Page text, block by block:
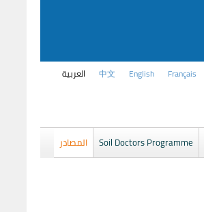
العربية 中文 English Français
Soil Doctors Programme المصادر